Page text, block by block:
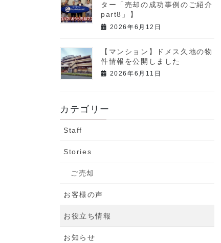
ター「売却の成功事例のご紹介
part8」】
2026年6月12日
【マンション】ドメス久地の物
件情報を公開しました
2026年6月11日
カテゴリー
Staff
Stories
ご売却
お客様の声
お役立ち情報
お知らせ